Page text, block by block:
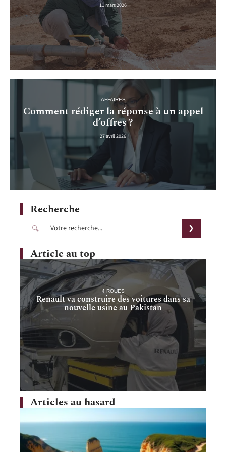
11 mars 2026
AFFAIRES
Comment rédiger la réponse à un appel
d’offres ?
27 avril 2026
Recherche
Article au top
4 ROUES
Renault va construire des voitures dans sa
nouvelle usine au Pakistan
Articles au hasard